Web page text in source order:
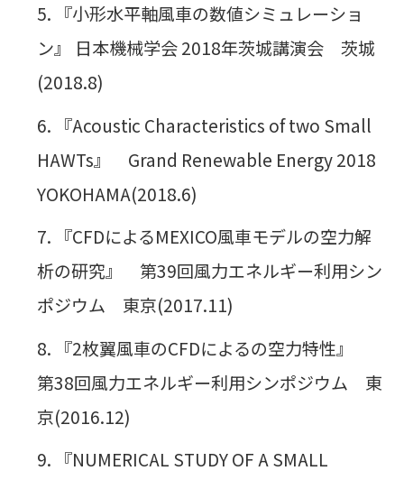
『小形水平軸風車の数値シミュレーショ
ン』 日本機械学会 2018年茨城講演会 茨城
(2018.8)
『Acoustic Characteristics of two Small
HAWTs』 Grand Renewable Energy 2018
YOKOHAMA(2018.6)
『CFDによるMEXICO風車モデルの空力解
析の研究』 第39回風力エネルギー利用シン
ポジウム 東京(2017.11)
『2枚翼風車のCFDによるの空力特性』
第38回風力エネルギー利用シンポジウム 東
京(2016.12)
『NUMERICAL STUDY OF A SMALL